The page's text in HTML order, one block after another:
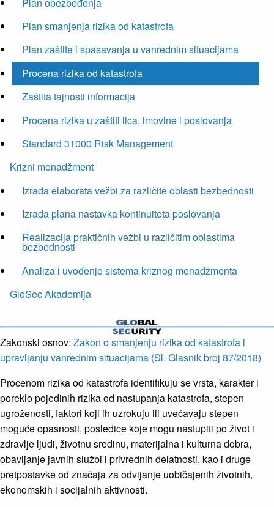
Plan smanjenja rizika od katastrofa
Plan zaštite i spasavanja u vanrednim situacijama
Procena rizika od katastrofa
Zaštita tajnosti informacija
Procena rizika u zaštiti lica, imovine i poslovanja
Standard 31000 Risk Management
Krizni menadžment
Izrada elaborata vežbi za različite oblasti bezbednosti
Izrada plana nastavka kontinuiteta poslovanja
Realizacija praktičnih vežbi u različitim oblastima
bezbednosti
Analiza i uvođenje sistema kriznog menadžmenta
GloSec Akademija
Zakonski osnov: Zakon o smanjenju rizika od katastrofa i
upravljanju vanrednim situacijama (Sl. Glasnik broj 87/2018)
Procenom rizika od katastrofa identifikuju se vrsta, karakter i
poreklo pojedinih rizika od nastupanja katastrofa, stepen
ugroženosti, faktori koji ih uzrokuju ili uvećavaju stepen
moguće opasnosti, posledice koje mogu nastupiti po život i
zdravlje ljudi, životnu sredinu, materijalna i kulturna dobra,
obavljanje javnih službi i privrednih delatnosti, kao i druge
pretpostavke od značaja za odvijanje uobičajenih životnih,
ekonomskih i socijalnih aktivnosti.